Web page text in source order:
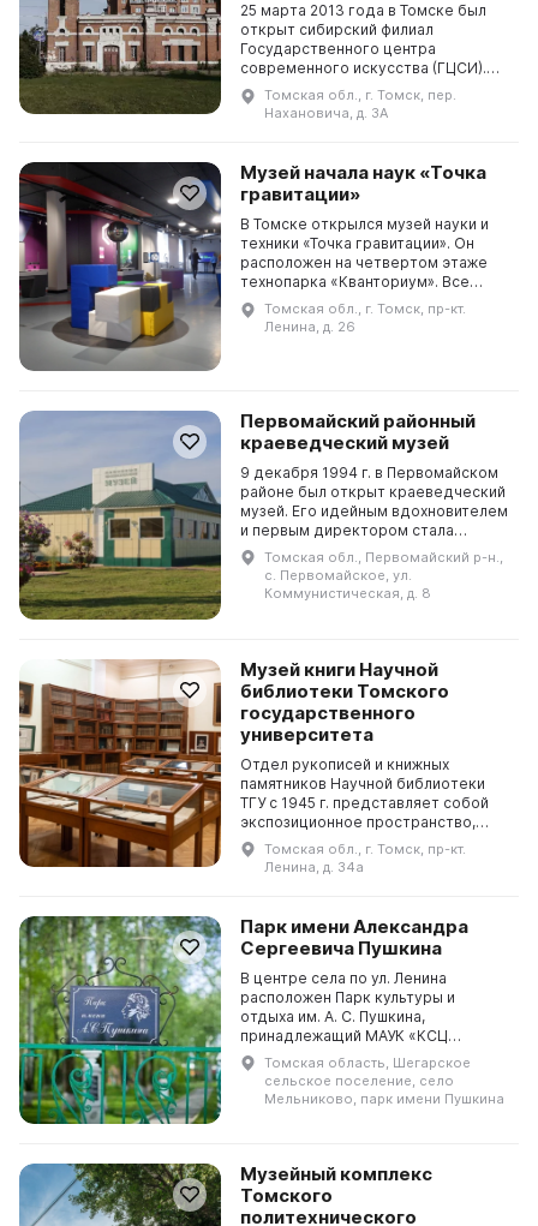
25 марта 2013 года в Томске был
открыт сибирский филиал
Государственного центра
современного искусства (ГЦСИ).
Это первое федеральное
учреждение культуры в городе,
шестое в структуре ГЦСИ. Филиал
Томская обл., г. Томск, пер.
Нахановича, д. 3А
Музей начала наук «Точка
гравитации»
В Томске открылся музей науки и
техники «Точка гравитации». Он
расположен на четвертом этаже
технопарка «Кванториум». Все
приборы и оборудование для его
оснащения были закуплены в
Германии. Музей пред...
Томская обл., г. Томск, пр-кт.
Ленина, д. 26
Первомайский районный
краеведческий музей
9 декабря 1994 г. в Первомайском
районе был открыт краеведческий
музей. Его идейным вдохновителем
и первым директором стала
Евгения Кирилловна Шампарова. На
данный момент фонды музея
включают более 9 ...
Томская обл., Первомайский р-н.,
с. Первомайское, ул.
Коммунистическая, д. 8
Музей книги Научной
библиотеки Томского
государственного
университета
Отдел рукописей и книжных
памятников Научной библиотеки
ТГУ с 1945 г. представляет собой
экспозиционное пространство,
известное как Музей книги. В нем
собраны издания, которые
отличаются редкостью и о...
Томская обл., г. Томск, пр-кт.
Ленина, д. 34а
Парк имени Александра
Сергеевича Пушкина
В центре села по ул. Ленина
расположен Парк культуры и
отдыха им. А. С. Пушкина,
принадлежащий МАУК «КСЦ
Шегарского района». В парке
можно найти несколько зон:
детский игровой комплекс с
Томская область, Шегарское
сельское поселение, село
Мельниково, парк имени Пушкина
Музейный комплекс
Томского
политехнического